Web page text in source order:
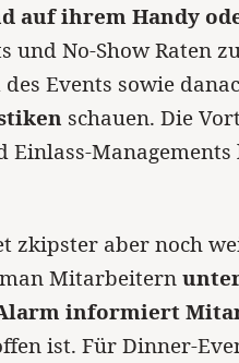
auf ihrem Handy
und No-Show Raten
Events sowie
schauen. Die
Einlass-
zkipster aber noch
Mitarbeitern
informiert
ist. Für Dinner-